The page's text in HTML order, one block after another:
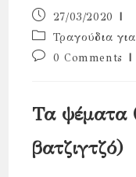
Post
published:
27/03/2020
Post
category:
Τραγούδια
Post0 Comments
Τα ψέματα
βατζιγτζό)